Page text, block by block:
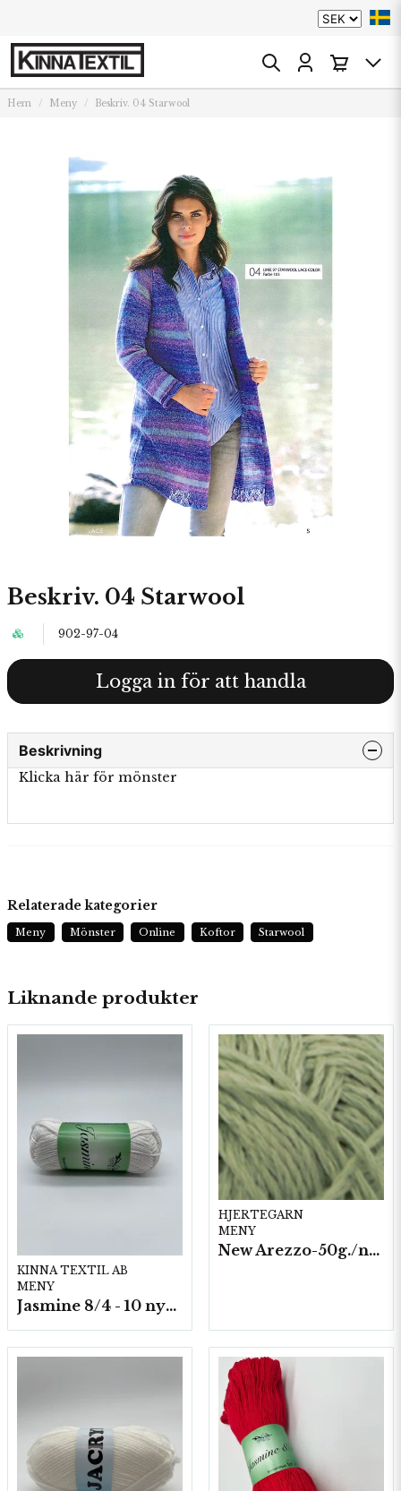
Hem Meny Beskriv. 04 Starwool
Beskriv. 04 Starwool
902-97-04
Logga in för att handla
Beskrivning
Klicka här för mönster
Liknande produkter
KINNA TEXTIL AB
MENY
Jasmine 8/4 - 10 nystan a50g./fp.
HJERTEGARN
MENY
New Arezzo-50g./nyst. 10 st/fp.
Relaterade kategorier
Meny Mönster Online Koftor Starwool